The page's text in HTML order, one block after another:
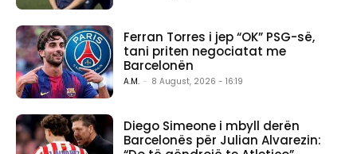
Ferran Torres i jep “OK” PSG-së,
tani priten negociatat me
Barcelonën
A.M. - 8 August, 2026 - 16:19
Diego Simeone i mbyll derën
Barcelonës për Julian Alvarezin: